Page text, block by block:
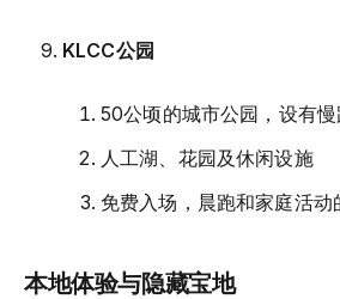
KLCC公园
50公顷的城市公园，设有慢
人工湖、花园及休闲设施
免费入场，晨跑和家庭活动
本地体验与隐藏宝地